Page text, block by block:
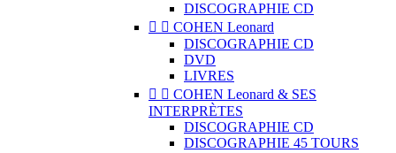
DISCOGRAPHIE CD
  COHEN Leonard
DISCOGRAPHIE CD
DVD
LIVRES
  COHEN Leonard & SES
INTERPRÈTES
DISCOGRAPHIE CD
DISCOGRAPHIE 45 TOURS